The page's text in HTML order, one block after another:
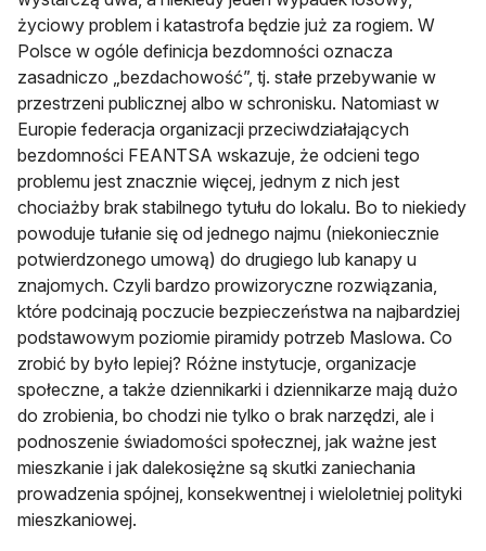
życiowy problem i katastrofa będzie już za rogiem. W
Polsce w ogóle definicja bezdomności oznacza
zasadniczo „bezdachowość”, tj. stałe przebywanie w
przestrzeni publicznej albo w schronisku. Natomiast w
Europie federacja organizacji przeciwdziałających
bezdomności FEANTSA wskazuje, że odcieni tego
problemu jest znacznie więcej, jednym z nich jest
chociażby brak stabilnego tytułu do lokalu. Bo to niekiedy
powoduje tułanie się od jednego najmu (niekoniecznie
potwierdzonego umową) do drugiego lub kanapy u
znajomych. Czyli bardzo prowizoryczne rozwiązania,
które podcinają poczucie bezpieczeństwa na najbardziej
podstawowym poziomie piramidy potrzeb Maslowa. Co
zrobić by było lepiej? Różne instytucje, organizacje
społeczne, a także dziennikarki i dziennikarze mają dużo
do zrobienia, bo chodzi nie tylko o brak narzędzi, ale i
podnoszenie świadomości społecznej, jak ważne jest
mieszkanie i jak dalekosiężne są skutki zaniechania
prowadzenia spójnej, konsekwentnej i wieloletniej polityki
mieszkaniowej.